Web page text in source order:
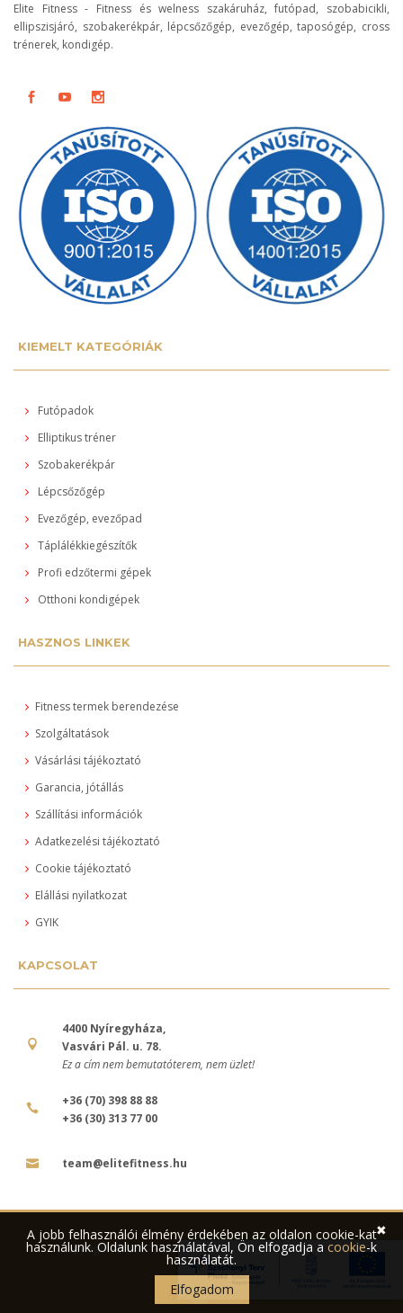
Elite Fitness - Fitness és welness szakáruház, futópad, szobabicikli,
ellipszisjáró, szobakerékpár, lépcsőzőgép, evezőgép, taposógép, cross
trénerek, kondigép.
KIEMELT KATEGÓRIÁK
Futópadok
Elliptikus tréner
Szobakerékpár
Lépcsőzőgép
Evezőgép, evezőpad
Táplálékkiegészítők
Profi edzőtermi gépek
Otthoni kondigépek
HASZNOS LINKEK
Fitness termek berendezése
Szolgáltatások
Vásárlási tájékoztató
Garancia, jótállás
Szállítási információk
Adatkezelési tájékoztató
Cookie tájékoztató
Elállási nyilatkozat
GYIK
KAPCSOLAT
4400 Nyíregyháza,
Vasvári Pál. u. 78.
Ez a cím nem bemutatóterem, nem üzlet!
+36 (70) 398 88 88
+36 (30) 313 77 00
team@elitefitness.hu
Copyright © 2017 Elite Fitness | Minden jog fenntartva.
A jobb felhasználói élmény érdekében az oldalon cookie-kat
használunk. Oldalunk használatával, Ön elfogadja a cookie-k
használatát.
Elfogadom
✖